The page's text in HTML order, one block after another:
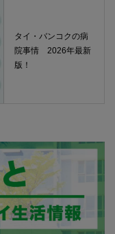
タイ・バンコクの病
院事情 2026年最新
版！